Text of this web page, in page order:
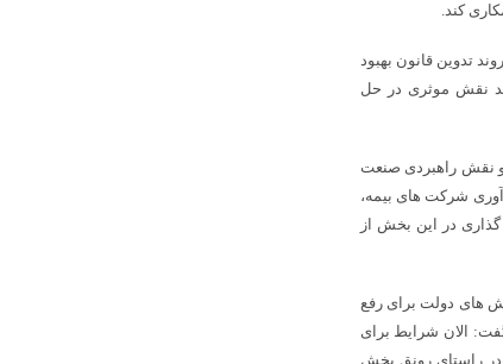
کند.
تدوین قانون بهبود
نقش موثری در حل
و نقش راهبردی صنعت
شرکت های بیمه،
در این بخش از
های دولت برای رفع
الان شرایط برای
راستای رونق بخش